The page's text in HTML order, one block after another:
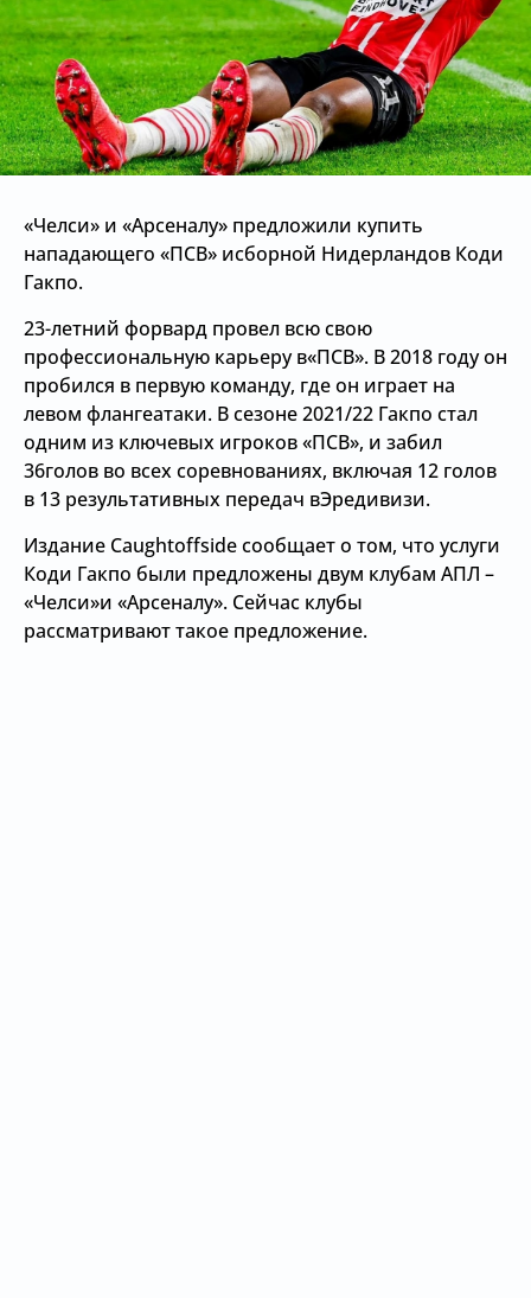
«Челси» и «Арсеналу» предложили купить
нападающего «ПСВ» исборной Нидерландов Коди
Гакпо.
23-летний форвард провел всю свою
профессиональную карьеру в«ПСВ». В 2018 году он
пробился в первую команду, где он играет на
левом флангеатаки. В сезоне 2021/22 Гакпо стал
одним из ключевых игроков «ПСВ», и забил
36голов во всех соревнованиях, включая 12 голов
в 13 результативных передач вЭредивизи.
Издание Caughtoffside сообщает о том, что услуги
Коди Гакпо были предложены двум клубам АПЛ –
«Челси»и «Арсеналу». Сейчас клубы
рассматривают такое предложение.